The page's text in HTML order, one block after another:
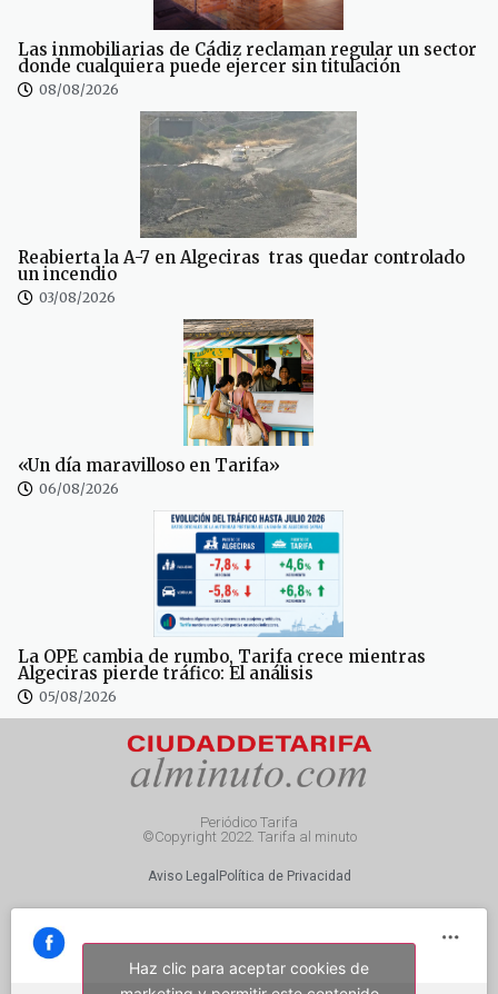
Las inmobiliarias de Cádiz reclaman regular un sector
donde cualquiera puede ejercer sin titulación
08/08/2026
Reabierta la A-7 en Algeciras tras quedar controlado
un incendio
03/08/2026
«Un día maravilloso en Tarifa»
06/08/2026
La OPE cambia de rumbo, Tarifa crece mientras
Algeciras pierde tráfico: El análisis
05/08/2026
Periódico Tarifa
©Copyright 2022. Tarifa al minuto
Aviso Legal Política de Privacidad
Haz clic para aceptar cookies de